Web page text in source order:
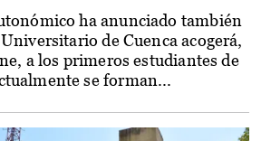
ha anunciado también
de Cuenca acogerá,
a los primeros estudiantes de
se forman...